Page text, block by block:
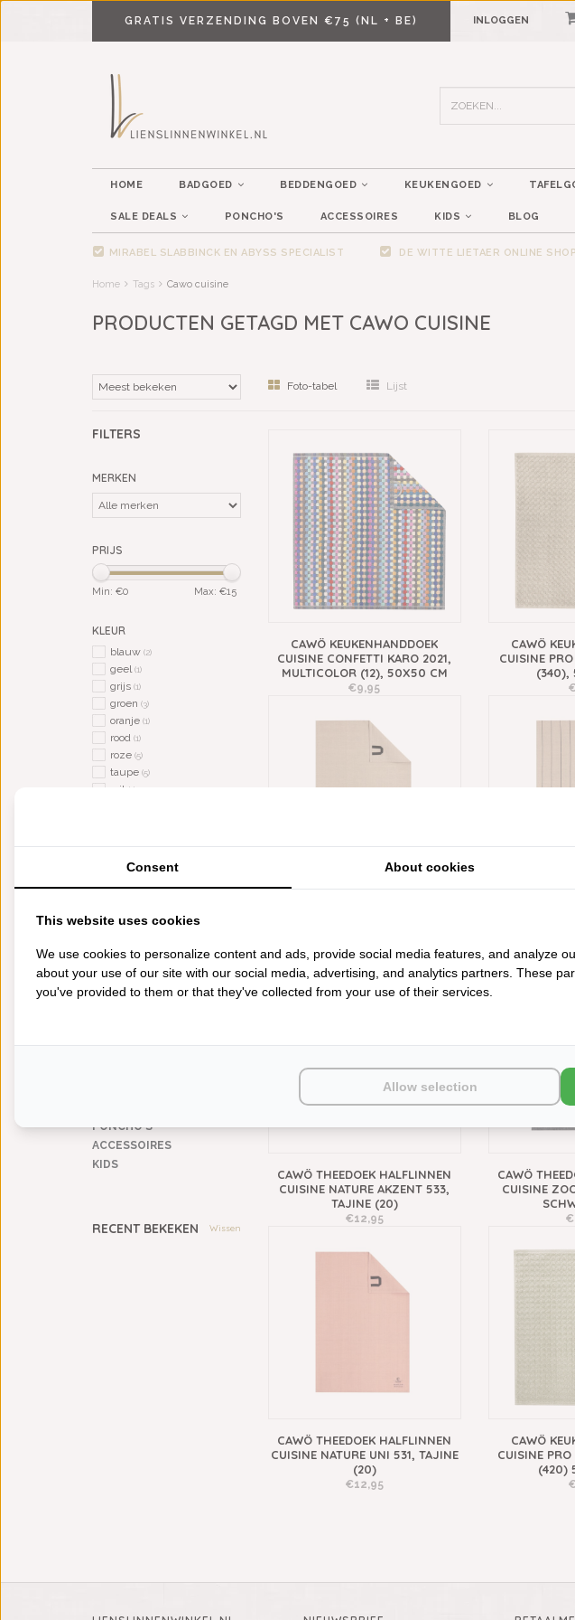
GRATIS VERZENDING BOVEN €75 (NL + BE) INLOGGEN
HOME BADGOED BEDDENGOED KEUKENGOED
SALE DEALS PONCHO'S ACCESSOIRES KIDS BLOG
MIRABEL SLABBINCK EN ABYSS SPECIALIST DE WITTE LIETAER ONLINE SHOP
Home Tags Cawo cuisine
PRODUCTEN GETAGD MET CAWO CUISINE
Foto-tabel Lijst
FILTERS
MERKEN
PRIJS
Min: €0 Max: €15
KLEUR
blauw (2)
geel(1)
grijs (1)
groen (3)
oranje (1)
rood (1)
roze (5)
taupe (5)
wit (1)
CATEGORIEËN
BADGOED
BEDDENGOED
KEUKENGOED
PONCHO'S
ACCESSOIRES
KIDS
RECENT BEKEKEN Wissen
CAWÖ KEUKENHANDDOEK
CUISINE CONFETTI KARO 2021,
MULTICOLOR (12), 50X50 CM
€9,95
CAWÖ
CUISINE
(340),
€12,95
CAWÖ THEEDOEK HALFLINNEN
CUISINE NATURE AKZENT 533,
TAJINE (20)
€12,95
CAWÖ
CUISINE
CAWÖ THEEDOEK HALFLINNEN
CUISINE NATURE UNI 531, TAJINE
(20)
€12,95
CAWÖ
CUISINE
(420)
Consent About cookies
This website uses cookies
We use cookies to personalize content and ads, provide social media features, and analyze
about your use of our site with our social media, advertising, and analytics partners. These
you've provided to them or that they've collected from your use of their services.
Allow selection